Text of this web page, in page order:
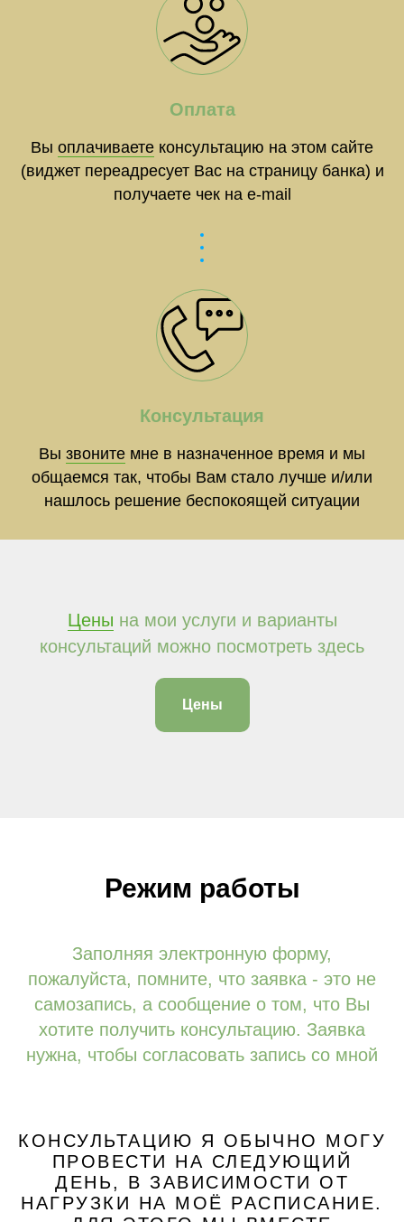
Оплата
Вы оплачиваете консультацию на этом сайте
(виджет переадресует Вас на страницу банка) и
получаете чек на e-mail
Консультация
Вы звоните мне в назначенное время и мы
общаемся так, чтобы Вам стало лучше и/или
нашлось решение беспокоящей ситуации
Цены на мои услуги и варианты
консультаций можно посмотреть здесь
Цены
Режим работы
Заполняя электронную форму,
пожалуйста, помните, что заявка - это не
самозапись, а сообщение о том, что Вы
хотите получить консультацию. Заявка
нужна, чтобы согласовать запись со мной
КОНСУЛЬТАЦИЮ Я ОБЫЧНО МОГУ
ПРОВЕСТИ НА СЛЕДУЮЩИЙ
ДЕНЬ, В ЗАВИСИМОСТИ ОТ
НАГРУЗКИ НА МОЁ РАСПИСАНИЕ.